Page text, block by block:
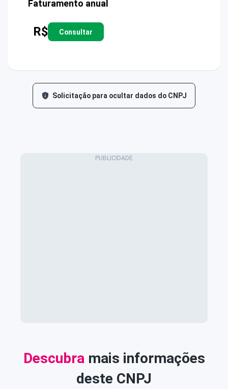
Faturamento anual
R$ Consultar
Solicitação para ocultar dados do CNPJ
Descubramais informações
deste CNPJ